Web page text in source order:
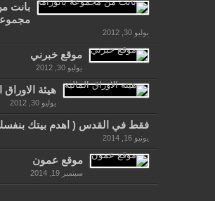
بانت
يوليو 30, 2012
موقع خبرني
يوليو 30, 2012
هيئة الاوراق
يوليو 30, 2012
فقط في القدس ( اهدم بيتك
يونيو 16, 2014
موقع عمون
سبتمبر 19, 2014